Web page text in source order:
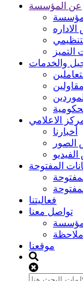
عن المؤسسة
والخدمات
الاعلامي
أخبارنا
المفتوحة
فعاليتنا
تواصل معنا
موقعنا